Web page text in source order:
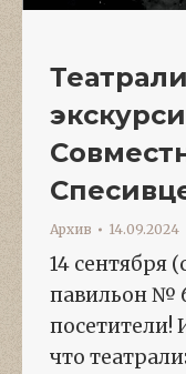
Архив 14.09.2024
14 сентября
павильон №
посетители!
что